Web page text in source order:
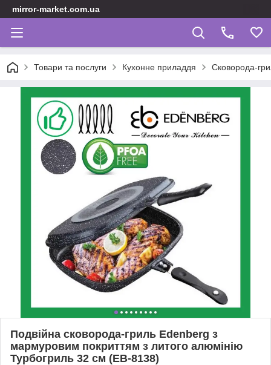
mirror-market.com.ua
Товари та послуги Кухонне приладдя Сковорода-
Подвійна сковорода-гриль Edenberg з
мармуровим покриттям з литого алюмінію
Турбогриль 32 см (EB-8138)